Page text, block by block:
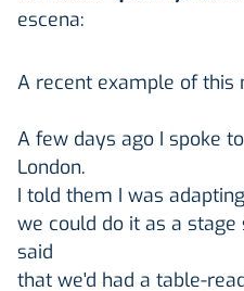
escena:
A recent example of this
A few days ago I spoke
London.
I told them I was
we could do it as a stage
said
that we'd had a table-